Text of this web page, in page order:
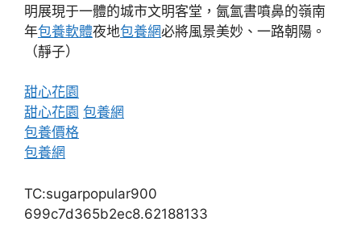
明展現于一體的城市文明客堂，氤氳書噴鼻的嶺南
年包養軟體夜地包養網必將風景美妙、一路朝陽。
（靜子）
甜心花園
甜心花園 包養網
包養價格
包養網
TC:sugarpopular900
699c7d365b2ec8.62188133